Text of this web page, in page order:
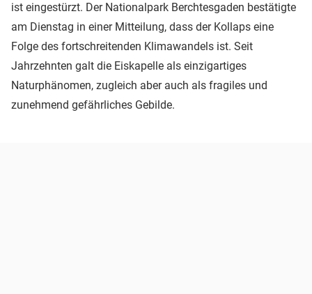
ist eingestürzt. Der Nationalpark Berchtesgaden bestätigte
am Dienstag in einer Mitteilung, dass der Kollaps eine
Folge des fortschreitenden Klimawandels ist. Seit
Jahrzehnten galt die Eiskapelle als einzigartiges
Naturphänomen, zugleich aber auch als fragiles und
zunehmend gefährliches Gebilde.